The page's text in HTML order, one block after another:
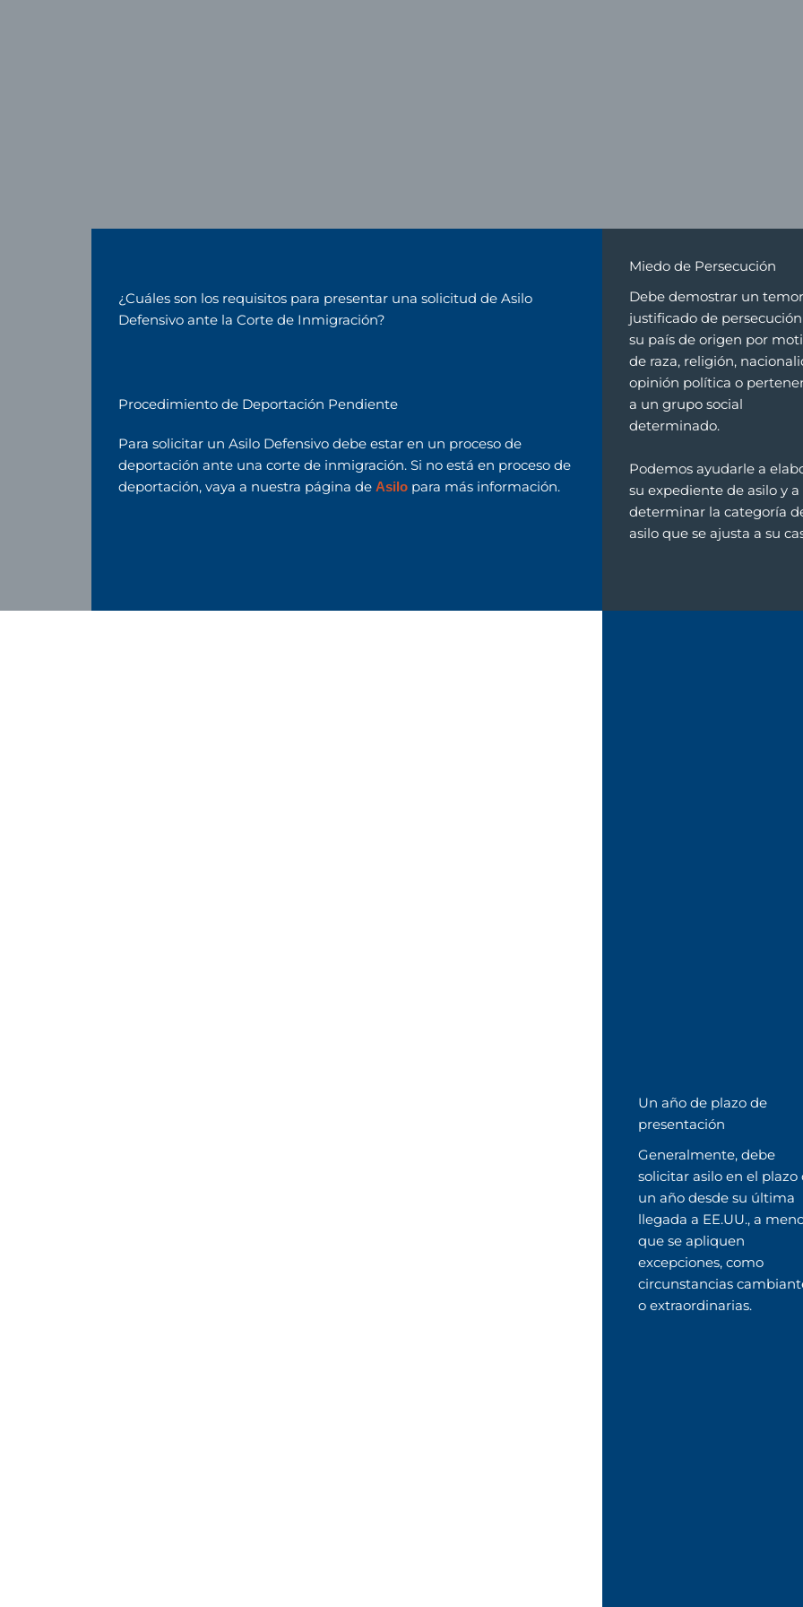
¿Cuáles son los requisitos para presentar una solicitud de Asilo
Defensivo ante la Corte de Inmigración?
Procedimiento de Deportación Pendiente
Para solicitar un Asilo Defensivo debe estar en un proceso de
deportación ante una corte de inmigración. Si no está en proceso de
deportación, vaya a nuestra página de Asilo para más información.
Miedo de Persecución
Debe demostrar un temor
justificado de
su país de origen por
de raza, religión,
opinión política o
a un grupo social
determinado.
Podemos ayudarle a
su expediente de asilo y a
determinar la categoría
asilo que se ajusta a su
Un año de plazo de
presentación
Generalmente, debe
solicitar asilo en el plazo
un año desde su última
llegada a EE.UU., a
que se apliquen
excepciones, como
circunstancias
o extraordinarias.